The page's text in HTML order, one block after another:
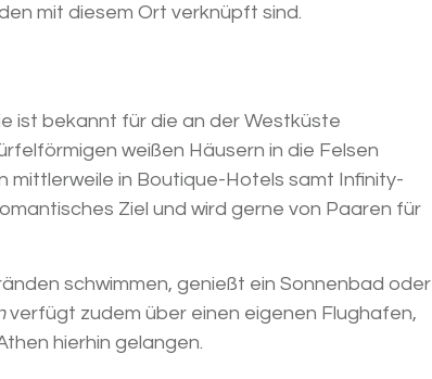
mit diesem Ort verknüpft sind.
ist bekannt für die an der Westküste
weißen Häusern in die Felsen
mittlerweile in Boutique-Hotels samt Infinity-
Ziel und wird gerne von Paaren für
schwimmen, genießt ein Sonnenbad oder
verfügt zudem über einen eigenen Flughafen,
hierhin gelangen.